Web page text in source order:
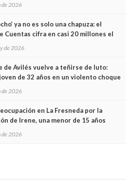
de 2026
ya no es solo una chapuza: el
Cuentas cifra en casi 20 millones el
de 2026
de Avilés vuelve a teñirse de luto:
de 32 años en un violento choque
de 2026
en La Fresneda por la
de Irene, una menor de 15 años
de 2026